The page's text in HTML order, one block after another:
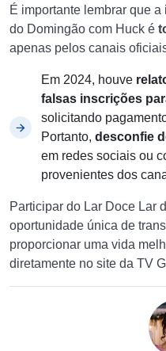
É importante lembrar que
do Domingão com Huck é
apenas pelos canais
Em 2024, houve
falsas inscrições
solicitando
Portanto, desconfie
em redes sociais ou
provenientes dos
Participar do Lar Doce Lar
oportunidade única de
proporcionar uma vida
diretamente no site da TV